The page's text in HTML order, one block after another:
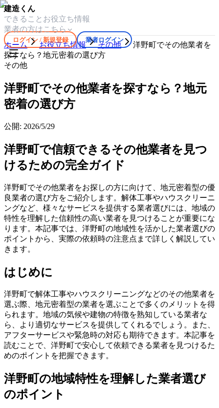
建造くん
できること お役立ち情報
業者の方はこちら
ログイン / 新規登録 業者ログイン
ホーム お役立ち情報 その他
洋野町でその他業者を
探すなら？地元密着の選び方
その他
洋野町でその他業者を探すなら？地元
密着の選び方
公開: 2026/5/29
洋野町で信頼できるその他業者を見つ
けるための完全ガイド
洋野町でその他業者をお探しの方に向けて、地元密着型の優
良業者の選び方をご紹介します。解体工事やハウスクリーニ
ングなど、様々なサービスを提供する業者選びには、地域の
特性を理解した信頼性の高い業者を見つけることが重要にな
ります。本記事では、洋野町の地域性を活かした業者選びの
ポイントから、実際の依頼時の注意点まで詳しく解説してい
きます。
はじめに
洋野町で解体工事やハウスクリーニングなどのその他業者を
選ぶ際、地元密着型の業者を選ぶことで多くのメリットを得
られます。地域の気候や建物の特徴を熟知している業者な
ら、より適切なサービスを提供してくれるでしょう。また、
アフターサービスや緊急時の対応も期待できます。本記事を
読むことで、洋野町で安心して依頼できる業者を見つけるた
めのポイントを把握できます。
洋野町の地域特性を理解した業者選び
のポイント